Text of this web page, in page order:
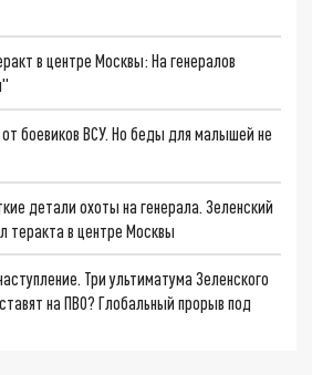
в центре Москвы: На генералов
боевиков ВСУ. Но беды для малышей не
детали охоты на генерала. Зеленский
теракта в центре Москвы
Три ультиматума Зеленского
на ПВО? Глобальный прорыв под